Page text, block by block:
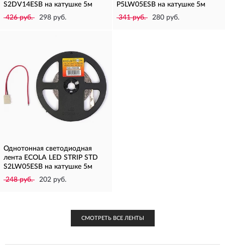
S2DV14ESB на катушке 5м
426 руб.
298 руб.
P5LW05ESB на катушке 5м
341 руб.
280 руб.
Однотонная светодиодная
лента ECOLA LED STRIP STD
S2LW05ESB на катушке 5м
248 руб.
202 руб.
СМОТРЕТЬ ВСЕ ЛЕНТЫ